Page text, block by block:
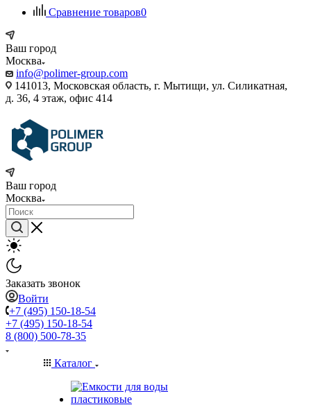
Сравнение товаров0
Ваш город
Москва
info@polimer-group.com
141013, Московская область, г. Мытищи, ул. Силикатная,
д. 36, 4 этаж, офис 414
Ваш город
Москва
Заказать звонок
Войти
+7 (495) 150-18-54
+7 (495) 150-18-54
8 (800) 500-78-35
Каталог